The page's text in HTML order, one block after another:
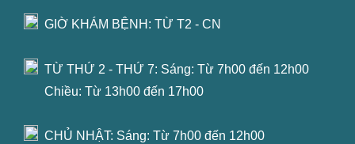
GIỜ KHÁM BỆNH: TỪ T2 - CN
TỪ THỨ 2 - THỨ 7: Sáng: Từ 7h00 đến 12h00
Chiều: Từ 13h00 đến 17h00
CHỦ NHẬT: Sáng: Từ 7h00 đến 12h00